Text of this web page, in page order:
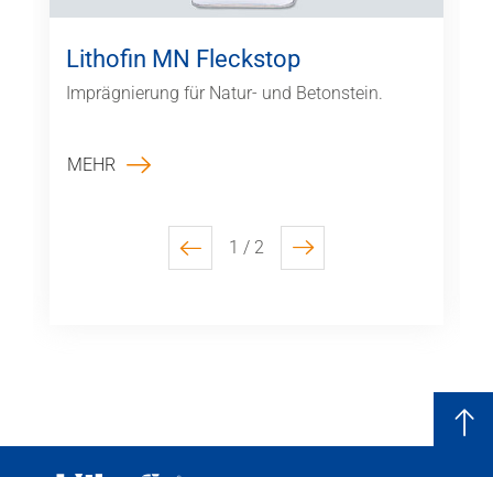
previous
1 / 2 next
Lithofin MN Fleckstop
Imprägnierung für Natur- und Betonstein.
MEHR